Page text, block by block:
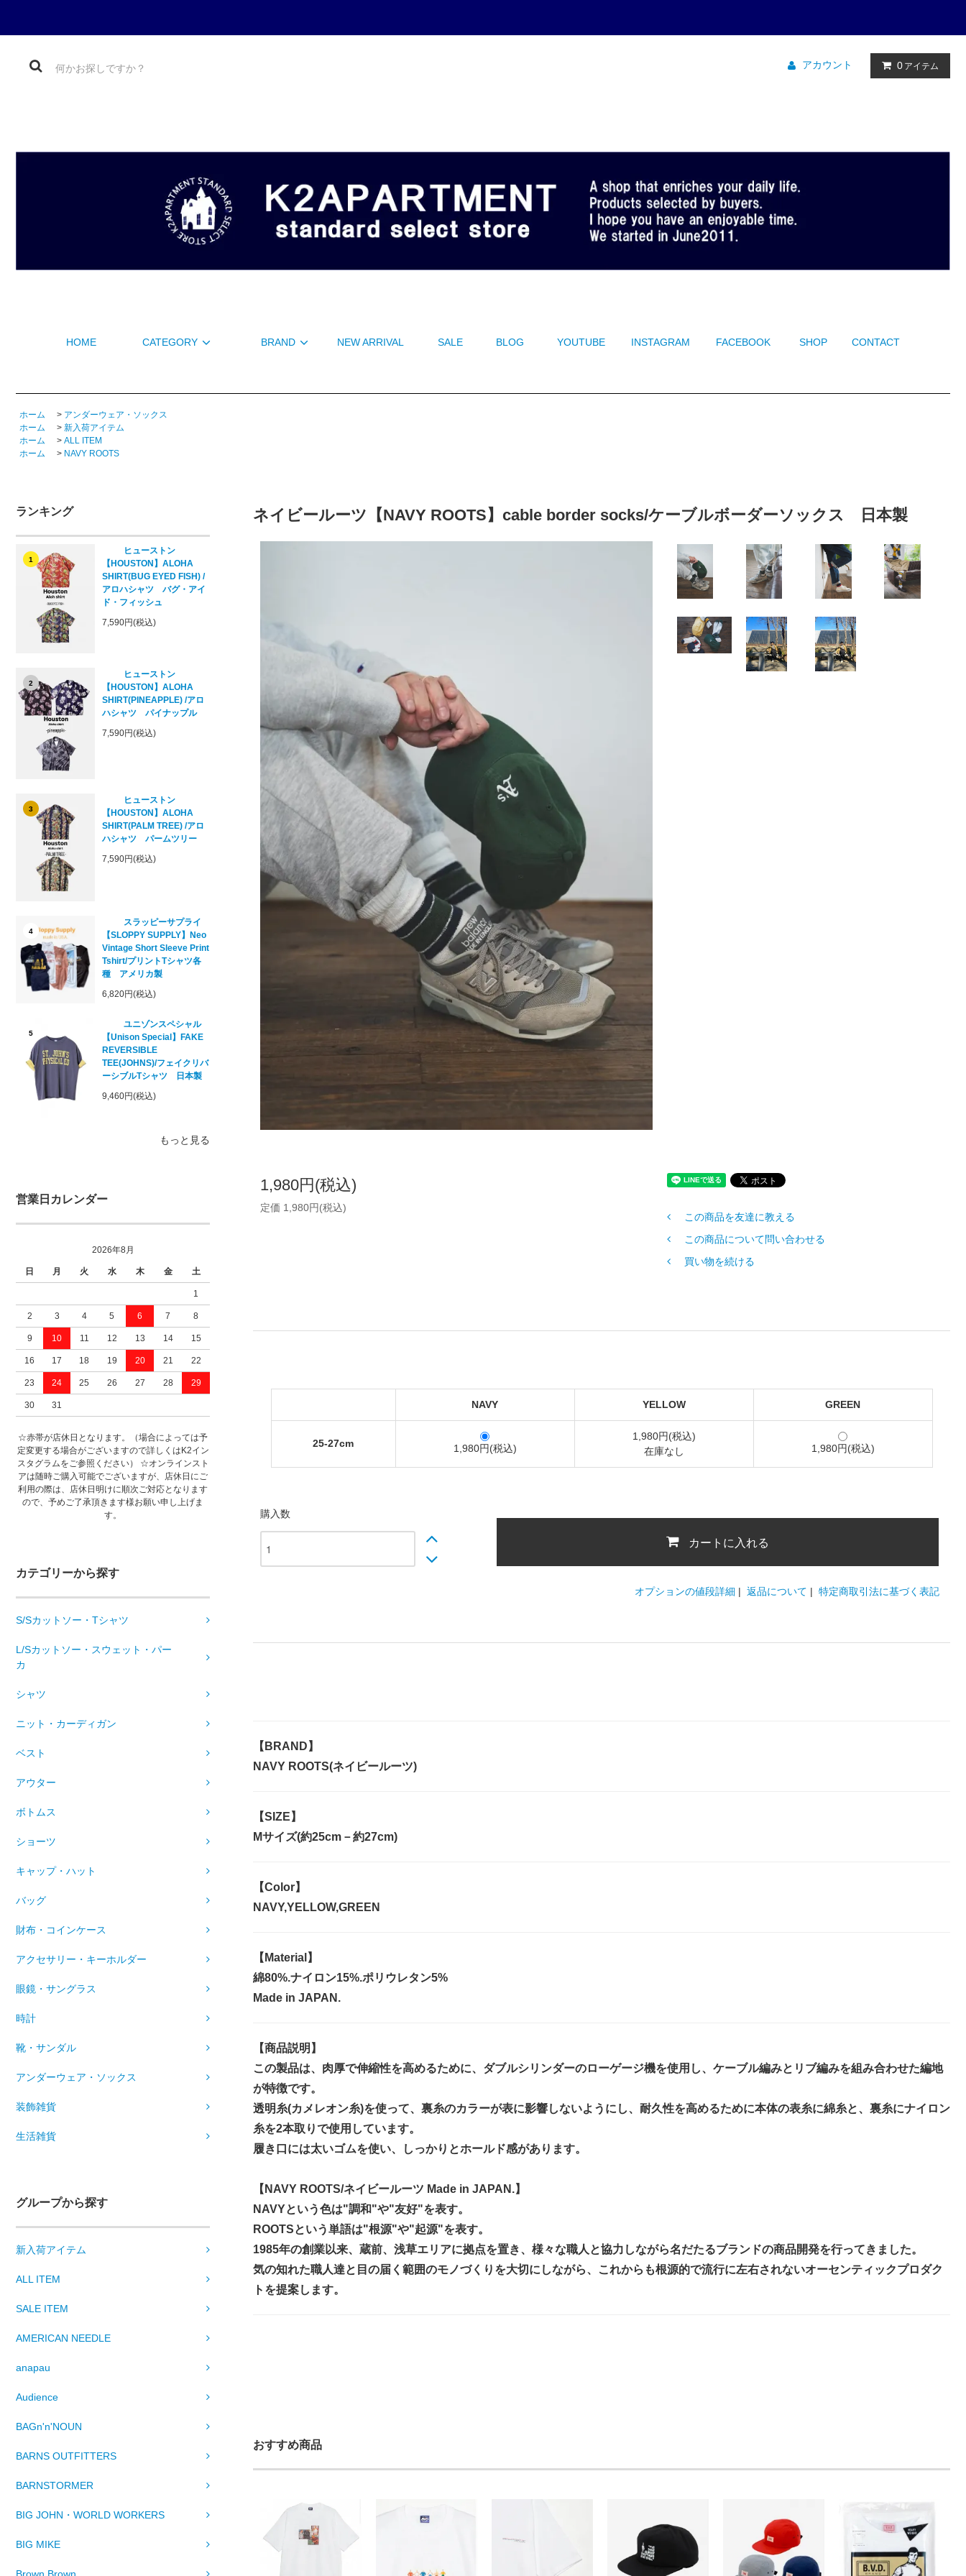
アカウント 0 アイテム
HOME CATEGORY BRAND NEW ARRIVAL SALE BLOG YOUTUBE INSTAGRAM FACEBOOK SHOP CONTACT
ホーム > アンダーウェア・ソックス
ホーム
> 新入荷アイテム
ホーム
> ALL ITEM
ホーム
> NAVY ROOTS
ランキング
1
ヒューストン
【HOUSTON】ALOHA
SHIRT(BUG EYED FISH) /
アロハシャツ バグ・アイ
ド・フィッシュ
7,590円(税込)
2
ヒューストン
【HOUSTON】ALOHA
SHIRT(PINEAPPLE) /アロ
ハシャツ パイナップル
7,590円(税込)
3
ヒューストン
【HOUSTON】ALOHA
SHIRT(PALM TREE) /アロ
ハシャツ パームツリー
7,590円(税込)
4
スラッピーサプライ
【SLOPPY SUPPLY】Neo
Vintage Short Sleeve Print
Tshirt/プリントTシャツ各
種 アメリカ製
6,820円(税込)
5
ユニゾンスペシャル
【Unison Special】FAKE
REVERSIBLE
TEE(JOHNS)/フェイクリバ
ーシブルTシャツ 日本製
9,460円(税込)
もっと見る
営業日カレンダー
2026年8月
日 月 火 水 木 金 土
1
2 3 4 5 6 7 8
9 10 11 12 13 14 15
16 17 18 19 20 21 22
23 24 25 26 27 28 29
30 31
☆赤帯が店休日となります。（場合によっては予
定変更する場合がございますので詳しくはK2イン
スタグラムをご参照ください） ☆オンラインスト
アは随時ご購入可能でございますが、店休日にご
利用の際は、店休日明けに順次ご対応となります
ので、予めご了承頂きます様お願い申し上げま
す。
カテゴリーから探す
S/Sカットソー・Tシャツ
L/Sカットソー・スウェット・パー
カ
シャツ
ニット・カーディガン
ベスト
アウター
ボトムス
ショーツ
キャップ・ハット
バッグ
財布・コインケース
アクセサリー・キーホルダー
眼鏡・サングラス
時計
靴・サンダル
アンダーウェア・ソックス
装飾雑貨
生活雑貨
グループから探す
新入荷アイテム
ALL ITEM
SALE ITEM
AMERICAN NEEDLE
anapau
Audience
BAGn'n'NOUN
BARNS OUTFITTERS
BARNSTORMER
BIG JOHN・WORLD WORKERS
BIG MIKE
Brown Brown
ネイビールーツ【NAVY ROOTS】cable border socks/ケーブルボーダーソックス 日本製
1,980円(税込)
定価 1,980円(税込)
この商品を友達に教える
この商品について問い合わせる
買い物を続ける
NAVY YELLOW GREEN
25-27cm 1,980円(税込)
1,980円(税込)
在庫なし
1,980円(税込)
購入数
カートに入れる
オプションの値段詳細 | 返品について | 特定商取引法に基づく表記
【BRAND】
NAVY ROOTS(ネイビールーツ)
【SIZE】
Mサイズ(約25cm－約27cm)
【Color】
NAVY,YELLOW,GREEN
【Material】
綿80%.ナイロン15%.ポリウレタン5%
Made in JAPAN.
【商品説明】
この製品は、肉厚で伸縮性を高めるために、ダブルシリンダーのローゲージ機を使用し、ケーブル編みとリブ編みを組み合わせた編地
が特徴です。
透明糸(カメレオン糸)を使って、裏糸のカラーが表に影響しないようにし、耐久性を高めるために本体の表糸に綿糸と、裏糸にナイロン
糸を2本取りで使用しています。
履き口には太いゴムを使い、しっかりとホールド感があります。
【NAVY ROOTS/ネイビールーツ Made in JAPAN.】
NAVYという色は"調和"や"友好"を表す。
ROOTSという単語は"根源"や"起源"を表す。
1985年の創業以来、蔵前、浅草エリアに拠点を置き、様々な職人と協力しながら名だたるブランドの商品開発を行ってきました。
気の知れた職人達と目の届く範囲のモノづくりを大切にしながら、これからも根源的で流行に左右されないオーセンティックプロダク
トを提案します。
おすすめ商品